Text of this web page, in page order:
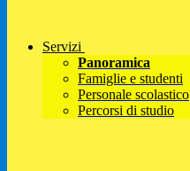
Servizi
Panoramica
Famiglie e studenti
Personale scolastico
Percorsi di studio